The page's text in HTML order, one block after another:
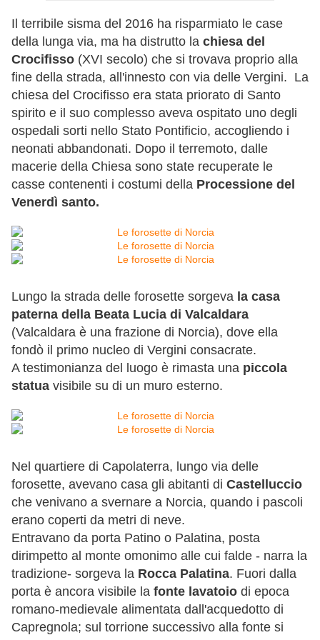
Il terribile sisma del 2016 ha risparmiato le case
della lunga via, ma ha distrutto la chiesa del
Crocifisso (XVI secolo) che si trovava proprio alla
fine della strada, all'innesto con via delle Vergini. La
chiesa del Crocifisso era stata priorato di Santo
spirito e il suo complesso aveva ospitato uno degli
ospedali sorti nello Stato Pontificio, accogliendo i
neonati abbandonati. Dopo il terremoto, dalle
macerie della Chiesa sono state recuperate le
casse contenenti i costumi della Processione del
Venerdì santo.
Lungo la strada delle forosette sorgeva la casa
paterna della Beata Lucia di Valcaldara
(Valcaldara è una frazione di Norcia), dove ella
fondò il primo nucleo di Vergini consacrate.
A testimonianza del luogo è rimasta una piccola
statua visibile su di un muro esterno.
Nel quartiere di Capolaterra, lungo via delle
forosette, avevano casa gli abitanti di Castelluccio
che venivano a svernare a Norcia, quando i pascoli
erano coperti da metri di neve.
Entravano da porta Patino o Palatina, posta
dirimpetto al monte omonimo alle cui falde - narra la
tradizione- sorgeva la Rocca Palatina. Fuori dalla
porta è ancora visibile la fonte lavatoio di epoca
romano-medievale alimentata dall'acquedotto di
Capregnola; sul torrione successivo alla fonte si